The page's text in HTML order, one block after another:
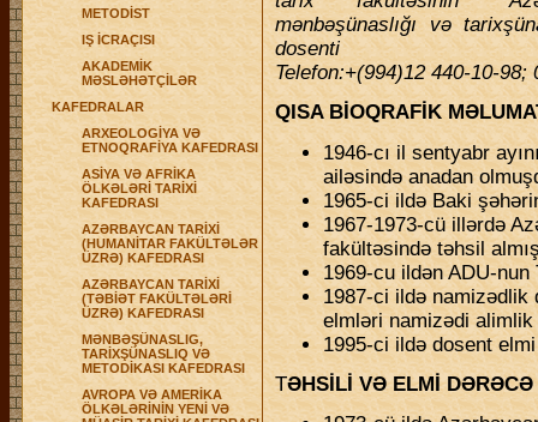
METODİST
IŞ İCRAÇISI
AKADEMİK
MƏSLƏHƏTÇİLƏR
KAFEDRALAR
ARXEOLOGİYA VƏ
ETNOQRAFİYA KAFEDRASI
ASİYA VƏ AFRİKA
ÖLKƏLƏRİ TARİXİ
KAFEDRASI
AZƏRBAYCAN TARİXİ
(HUMANİTAR FAKÜLTƏLƏR
ÜZRƏ) KAFEDRASI
AZƏRBAYCAN TARİXİ
(TƏBİƏT FAKÜLTƏLƏRİ
ÜZRƏ) KAFEDRASI
MƏNBƏŞÜNASLIG,
TARİXŞÜNASLIQ VƏ
METODİKASI KAFEDRASI
AVROPA VƏ AMERİKA
ÖLKƏLƏRİNİN YENİ VƏ
mənbəşünaslığı və
dosenti
Telefon:+(994)12 440-10-98;
QISA BİOQRAFİK
1946-cı il sentyabr
ailəsində anadan
1965-ci ildə Baki
1967-1973-cü illərdə
fakültəsində təhsil
1969-cu ildən ADU-
1987-ci ildə namizədlik
elmləri namizədi alimlik
1995-ci ildə dosent elmi
TƏHSİLİ VƏ ELMİ DƏRƏCƏ